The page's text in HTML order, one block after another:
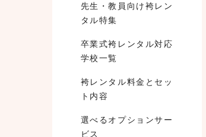
先生・教員向け袴レン
タル特集
卒業式袴レンタル対応
学校一覧
袴レンタル料金とセッ
ト内容
選べるオプションサー
ビス